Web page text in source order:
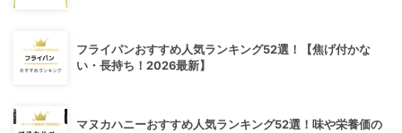
フライパンおすすめ人気ランキング52選！【焦げ付かな
い・長持ち！2026最新】
マヌカハニーおすすめ人気ランキング52選！味や栄養価の